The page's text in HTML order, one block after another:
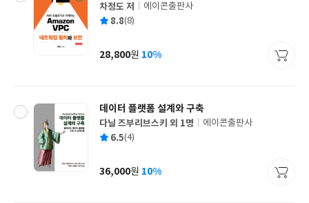
글
쓴
차정도 저
출
사
에이콘출판사
평 8.8(8)
가
28,800원 10%
데이터 플랫폼 설계와 구축
글
쓴
다닐 즈부리브스키 외 1명
출
사
에이콘출판사
평 6.5(4)
가
36,000원 10%